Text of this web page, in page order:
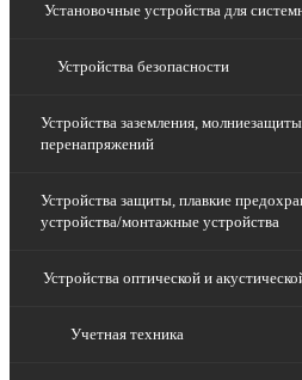
Установочные устройства для
Устройства безопасности
Устройства заземления,
перенапряжений
Устройства защиты, плавкие
устройства/монтажные устройства
Устройства оптической и
Учетная техника